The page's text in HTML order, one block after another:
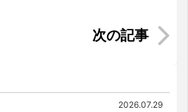
事情】プロポーズ・両親への
2026.07.29